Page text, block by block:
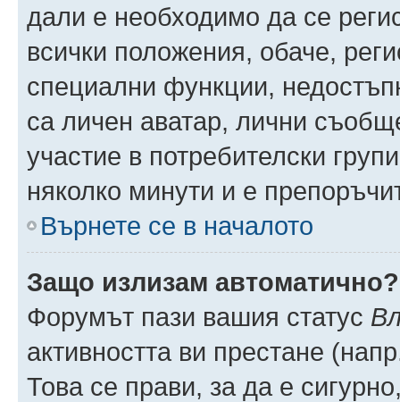
дали е необходимо да се
всички положения, обаче,
специални функции,
са личен аватар, лични
участие в потребителски
няколко минути и е
Върнете се в началото
Защо излизам автоматично?
Форумът пази вашия статус
активността ви престане
Това се прави, за да е